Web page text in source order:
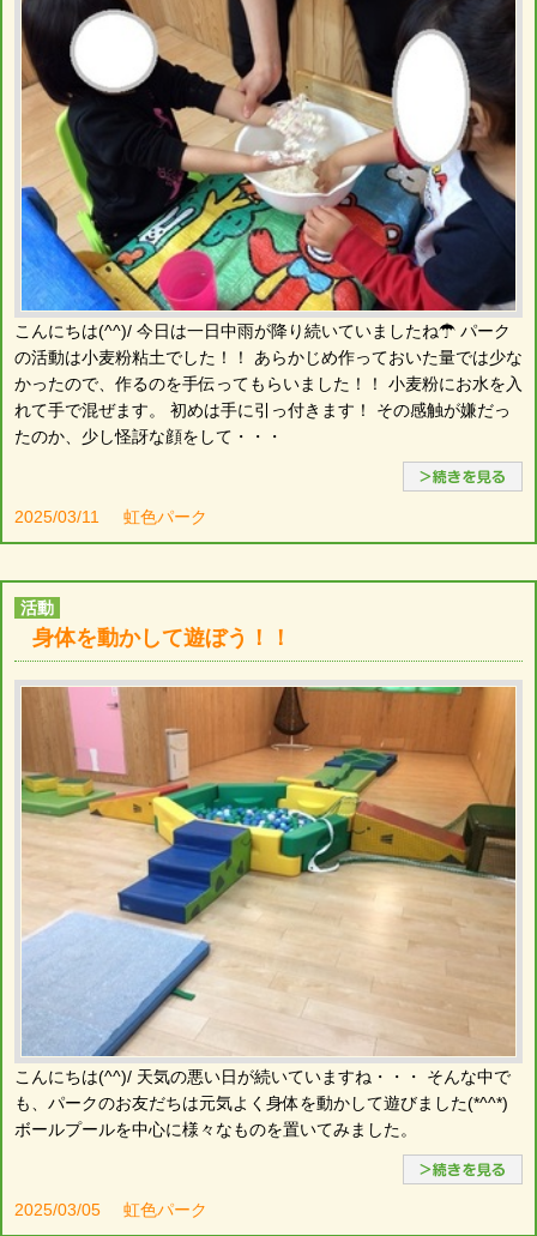
こんにちは(^^)/ 今日は一日中雨が降り続いていましたね☂ パーク
の活動は小麦粉粘土でした！！ あらかじめ作っておいた量では少な
かったので、作るのを手伝ってもらいました！！ 小麦粉にお水を入
れて手で混ぜます。 初めは手に引っ付きます！ その感触が嫌だっ
たのか、少し怪訝な顔をして・・・
2025/03/11 虹色パーク
活動
身体を動かして遊ぼう！！
こんにちは(^^)/ 天気の悪い日が続いていますね・・・ そんな中で
も、パークのお友だちは元気よく身体を動かして遊びました(*^^*)
ボールプールを中心に様々なものを置いてみました。
2025/03/05 虹色パーク